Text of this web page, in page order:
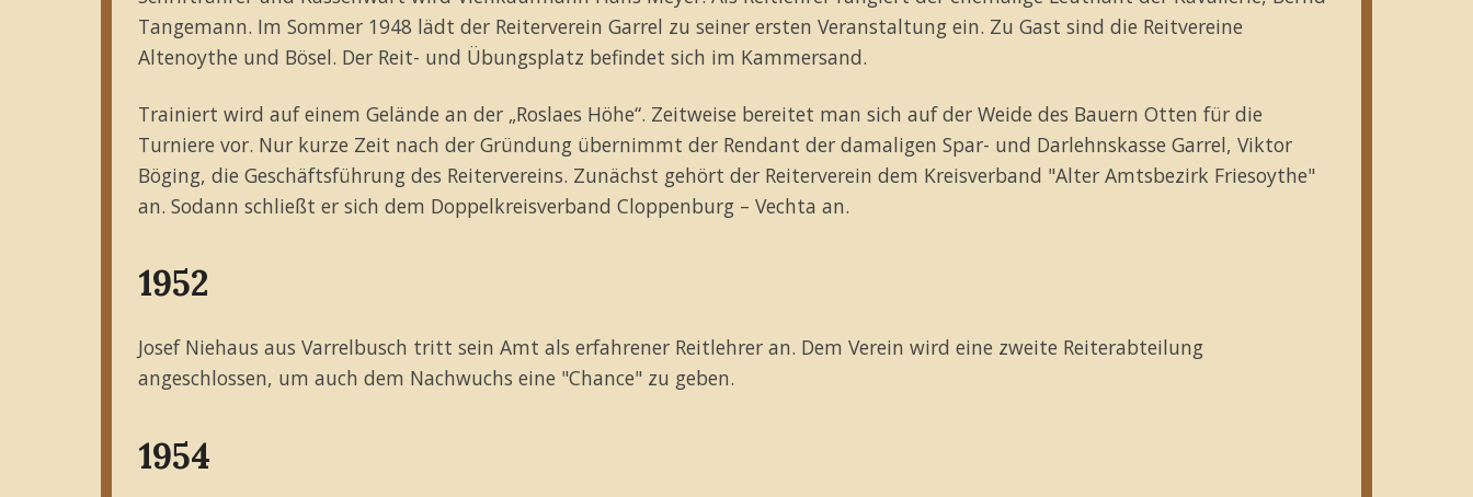
Tangemann. Im Sommer 1948 lädt der Reiterverein Garrel zu seiner ersten Veranstaltung ein. Zu Gast sind die Reitvereine
Altenoythe und Bösel. Der Reit- und Übungsplatz befindet sich im Kammersand.
Trainiert wird auf einem Gelände an der „Roslaes Höhe“. Zeitweise bereitet man sich auf der Weide des Bauern Otten für die
Turniere vor. Nur kurze Zeit nach der Gründung übernimmt der Rendant der damaligen Spar- und Darlehnskasse Garrel, Viktor
Böging, die Geschäftsführung des Reitervereins. Zunächst gehört der Reiterverein dem Kreisverband "Alter Amtsbezirk Friesoythe"
an. Sodann schließt er sich dem Doppelkreisverband Cloppenburg – Vechta an.
1952
Josef Niehaus aus Varrelbusch tritt sein Amt als erfahrener Reitlehrer an. Dem Verein wird eine zweite Reiterabteilung
angeschlossen, um auch dem Nachwuchs eine "Chance" zu geben.
1954